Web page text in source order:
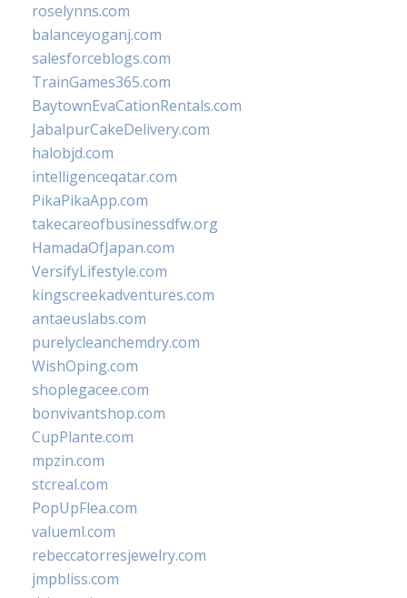
roselynns.com
balanceyoganj.com
salesforceblogs.com
TrainGames365.com
BaytownEvaCationRentals.com
JabalpurCakeDelivery.com
halobjd.com
intelligenceqatar.com
PikaPikaApp.com
takecareofbusinessdfw.org
HamadaOfJapan.com
VersifyLifestyle.com
kingscreekadventures.com
antaeuslabs.com
purelycleanchemdry.com
WishOping.com
shoplegacee.com
bonvivantshop.com
CupPlante.com
mpzin.com
stcreal.com
PopUpFlea.com
valueml.com
rebeccatorresjewelry.com
jmpbliss.com